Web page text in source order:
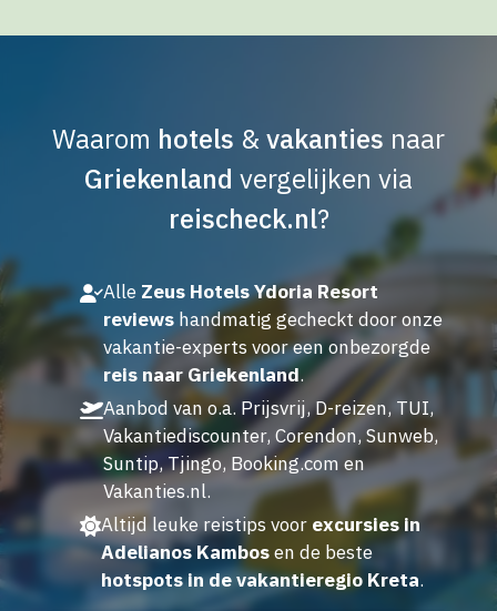
Waarom hotels & vakanties naar
Griekenland vergelijken via
reischeck.nl?
Alle Zeus Hotels Ydoria Resort
reviewshandmatig gecheckt door onze
vakantie-experts voor een onbezorgde
reis naar Griekenland.
Aanbod van o.a. Prijsvrij, D-reizen, TUI,
Vakantiediscounter, Corendon, Sunweb,
Suntip, Tjingo, Booking.com en
Vakanties.nl.
Altijd leuke reistips voor excursies in
Adelianos Kambosen de beste
hotspots in de vakantieregio Kreta.